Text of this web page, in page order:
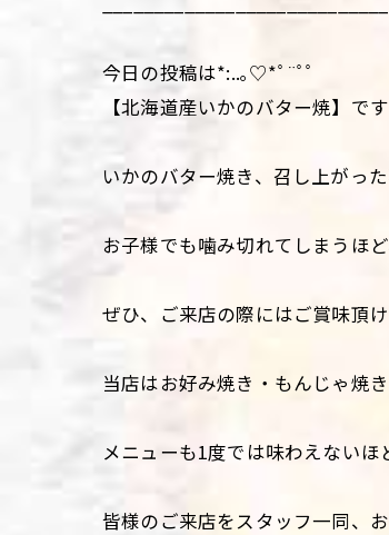
今日の投稿は*:..｡♡*ﾟ¨ﾟﾟ
【北海道産いかのバター焼】で
いかのバター焼き、召し上がっ
お子様でも噛み切れてしまうほ
ぜひ、ご来店の際にはご賞味頂
当店はお好み焼き・もんじゃ焼
メニューも1度では味わえない
皆様のご来店をスタッフ一同、